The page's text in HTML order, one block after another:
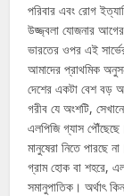
পরিবার এবং রোগ
উজ্জ্বলা যোজনার
ভারতের ওপর এই
আমাদের প্রাথমিক
দেশের একটা বেশ বড়
গরীব যে অংশটি,
এলপিজি গ্যাস
মানুষেরা নিতে পারছে
গ্রাম হোক বা শহরে,
সমানুপাতিক। অর্থাৎ